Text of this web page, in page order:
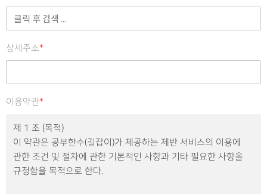
상세주소*
이용약관*
제 1 조 (목적)
이 약관은 공부한수(길잡이)가 제공하는 제반 서비스의 이용에
관한 조건 및 절차에 관한 기본적인 사항과 기타 필요한 사항을
규정함을 목적으로 한다.